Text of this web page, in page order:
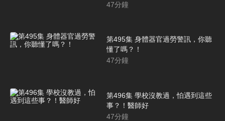
47分鐘
第495集 身體器官過勞警訊，你聽
懂了嗎？！
47分鐘
第496集 學校沒教過，怕遇到這些
事？！醫師好
47分鐘